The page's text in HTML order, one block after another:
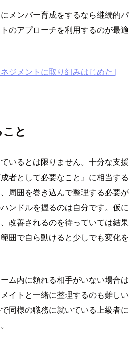
メンバー育成をするなら継続的パ
のアプローチを利用するのが最適
ジメントに取り組みはじめた |
と
いるとは限りません。十分な支援
者として必要なこと』に相当する
周囲を巻き込んで整理する必要が
ンドルを握るのは自分です。仮に
改善されるのを待っていては結果
囲で自ら動けると少しでも変化を
ム内に頼れる相手がいない場合は
イトと一緒に整理するのも難しい
同様の職務に就いている上級者に